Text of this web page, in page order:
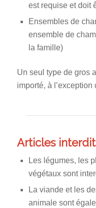
est requise et doit
Ensembles de
ensemble de
la famille)
Un seul type de gros
importé, à
Articles
Les légumes, les
végétaux sont
La viande et les
animale sont